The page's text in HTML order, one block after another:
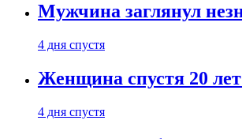
Мужчина заглянул
4 дня спустя
Женщина спустя 20
4 дня спустя